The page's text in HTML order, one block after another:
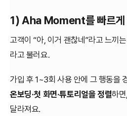
1) Aha Moment를 빠르게
고객이 “아, 이거 괜찮네”라고 느끼
라고 불러요.
가입 후 1~3회 사용 안에 그 행동을
온보딩·첫 화면·튜토리얼을 정렬하
달라져요.